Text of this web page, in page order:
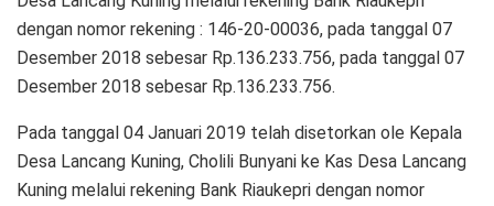
dengan nomor rekening : 146-20-00036, pada tanggal 07
Desember 2018 sebesar Rp.136.233.756, pada tanggal 07
Desember 2018 sebesar Rp.136.233.756.
Pada tanggal 04 Januari 2019 telah disetorkan ole Kepala
Desa Lancang Kuning, Cholili Bunyani ke Kas Desa Lancang
Kuning melalui rekening Bank Riaukepri dengan nomor